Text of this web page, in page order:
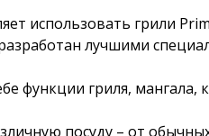
использовать грили
лучшими
функции гриля,
посуду – от